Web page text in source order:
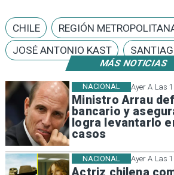
MÁS NOTICIAS
Ayer A Las
Ministro Arrau
bancario y
logra levantarlo
casos
NACIONAL
Ayer A Las
Actriz chilena
NACIONAL
CHILE
REGIÓN
JOSÉ ANTONIO KAST